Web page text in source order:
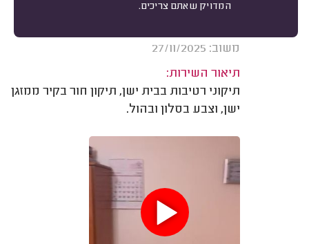
המדויק שאתם צריכים.
חגית ח. פתח תקווה.
משוב: 27/11/2025
תיאור השירות:
תיקוני רטיבות בבית ישן, תיקון חור בקיר ממזגן
ישן, וצבע בסלון ובהול.